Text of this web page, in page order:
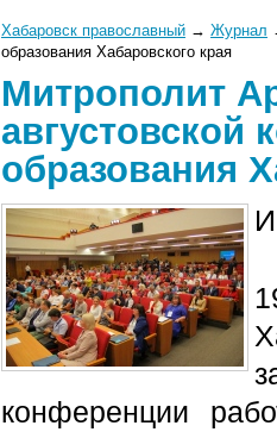
Хабаровск православный → Журнал
образования Хабаровского края
Митрополит
августовской
образования
конференции